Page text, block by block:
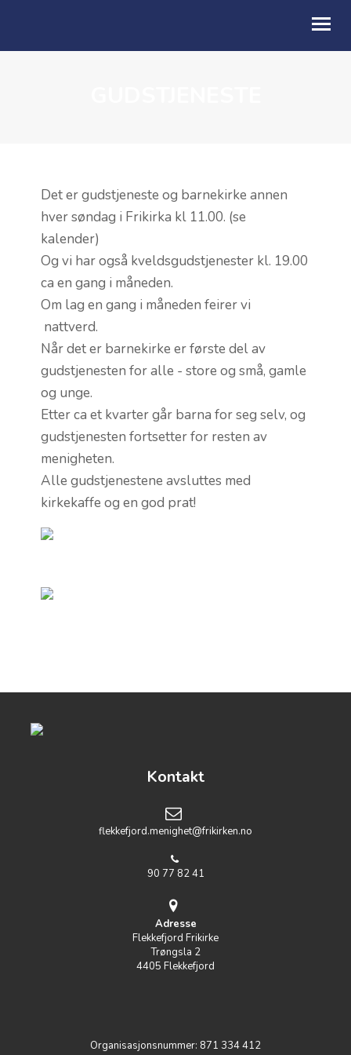
TALER
BLI GIVER
Det er gudstjeneste og barnekirke annen
hver søndag i Frikirka kl 11.00. (se
kalender)
Og vi har også kveldsgudstjenester kl. 19.00
ca en gang i måneden.
Om lag en gang i måneden feirer vi
nattverd.
Når det er barnekirke er første del av
gudstjenesten for alle - store og små, gamle
og unge.
Etter ca et kvarter går barna for seg selv, og
gudstjenesten fortsetter for resten av
menigheten.
Alle gudstjenestene avsluttes med
kirkekaffe og en god prat!
Kontakt
flekkefjord.menighet@frikirken.no
90 77 82 41
Adresse
Flekkefjord Frikirke
Trøngsla 2
4405 Flekkefjord
Organisasjonsnummer: 871 334 412